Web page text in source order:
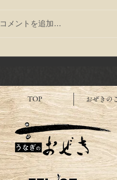
すべての人がYELLを贈り合
に！
コメントを追加…
TOP おぜきの